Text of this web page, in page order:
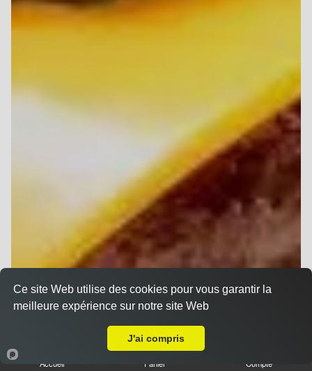
Accueil Panier Compte
Ce site Web utilise des cookies pour vous garantir la
meilleure expérience sur notre site Web
J'ai compris